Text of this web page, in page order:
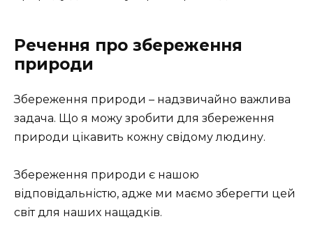
Речення про збереження
природи
Збереження природи – надзвичайно важлива
задача. Що я можу зробити для збереження
природи цікавить кожну свідому людину.
Збереження природи є нашою
відповідальністю, адже ми маємо зберегти цей
світ для наших нащадків.